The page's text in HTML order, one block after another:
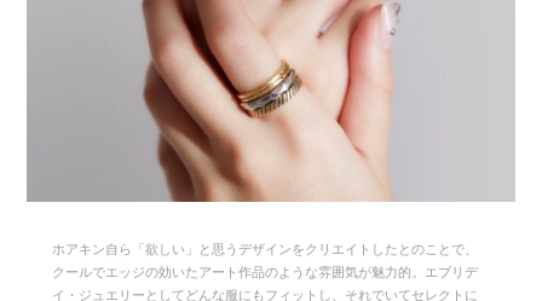
ホアキン自ら「欲しい」と思うデザインをクリエイトしたとのことで、
クールでエッジの効いたアート作品のような雰囲気が魅力的。エブリデ
イ・ジュエリーとしてどんな服にもフィットし、それでいてセレクトに